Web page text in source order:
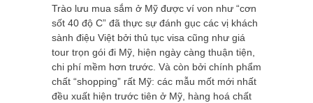
Trào lưu mua sắm ở Mỹ được ví von như “cơn
sốt 40 độ C” đã thực sự đánh gục các vị khách
sành điệu Việt bởi thủ tục visa cũng như giá
tour trọn gói đi Mỹ, hiện ngày càng thuận tiện,
chi phí mềm hơn trước. Và còn bởi chính phẩm
chất “shopping” rất Mỹ: các mẫu mốt mới nhất
đều xuất hiện trước tiên ở Mỹ, hàng hoá chất